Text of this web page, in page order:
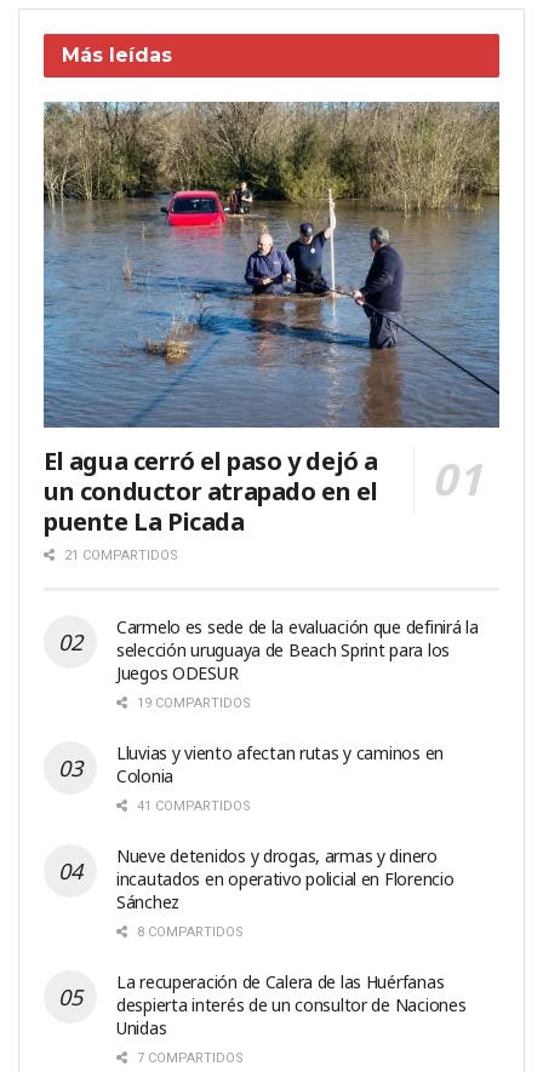
Más leídas
El agua cerró el paso y dejó a
un conductor atrapado en el
puente La Picada
21 COMPARTIDOS
Carmelo es sede de la evaluación que definirá la
selección uruguaya de Beach Sprint para los
Juegos ODESUR
19 COMPARTIDOS
Lluvias y viento afectan rutas y caminos en
Colonia
41 COMPARTIDOS
Nueve detenidos y drogas, armas y dinero
incautados en operativo policial en Florencio
Sánchez
8 COMPARTIDOS
La recuperación de Calera de las Huérfanas
despierta interés de un consultor de Naciones
Unidas
7 COMPARTIDOS